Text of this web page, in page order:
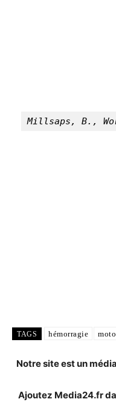
Millsaps, B.,
TAGS hémorragie
Notre site est un
Ajoutez Media24.fr